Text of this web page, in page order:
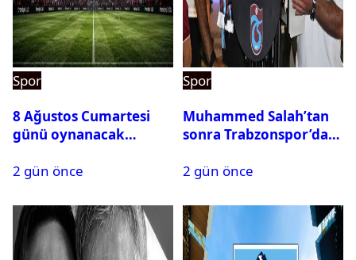
Spor
8 Ağustos Cumartesi
günü oynanacak
2 gün önce
Spor
Muhammed Salah’tan
sonra Trabzonspor’dan
2 gün önce